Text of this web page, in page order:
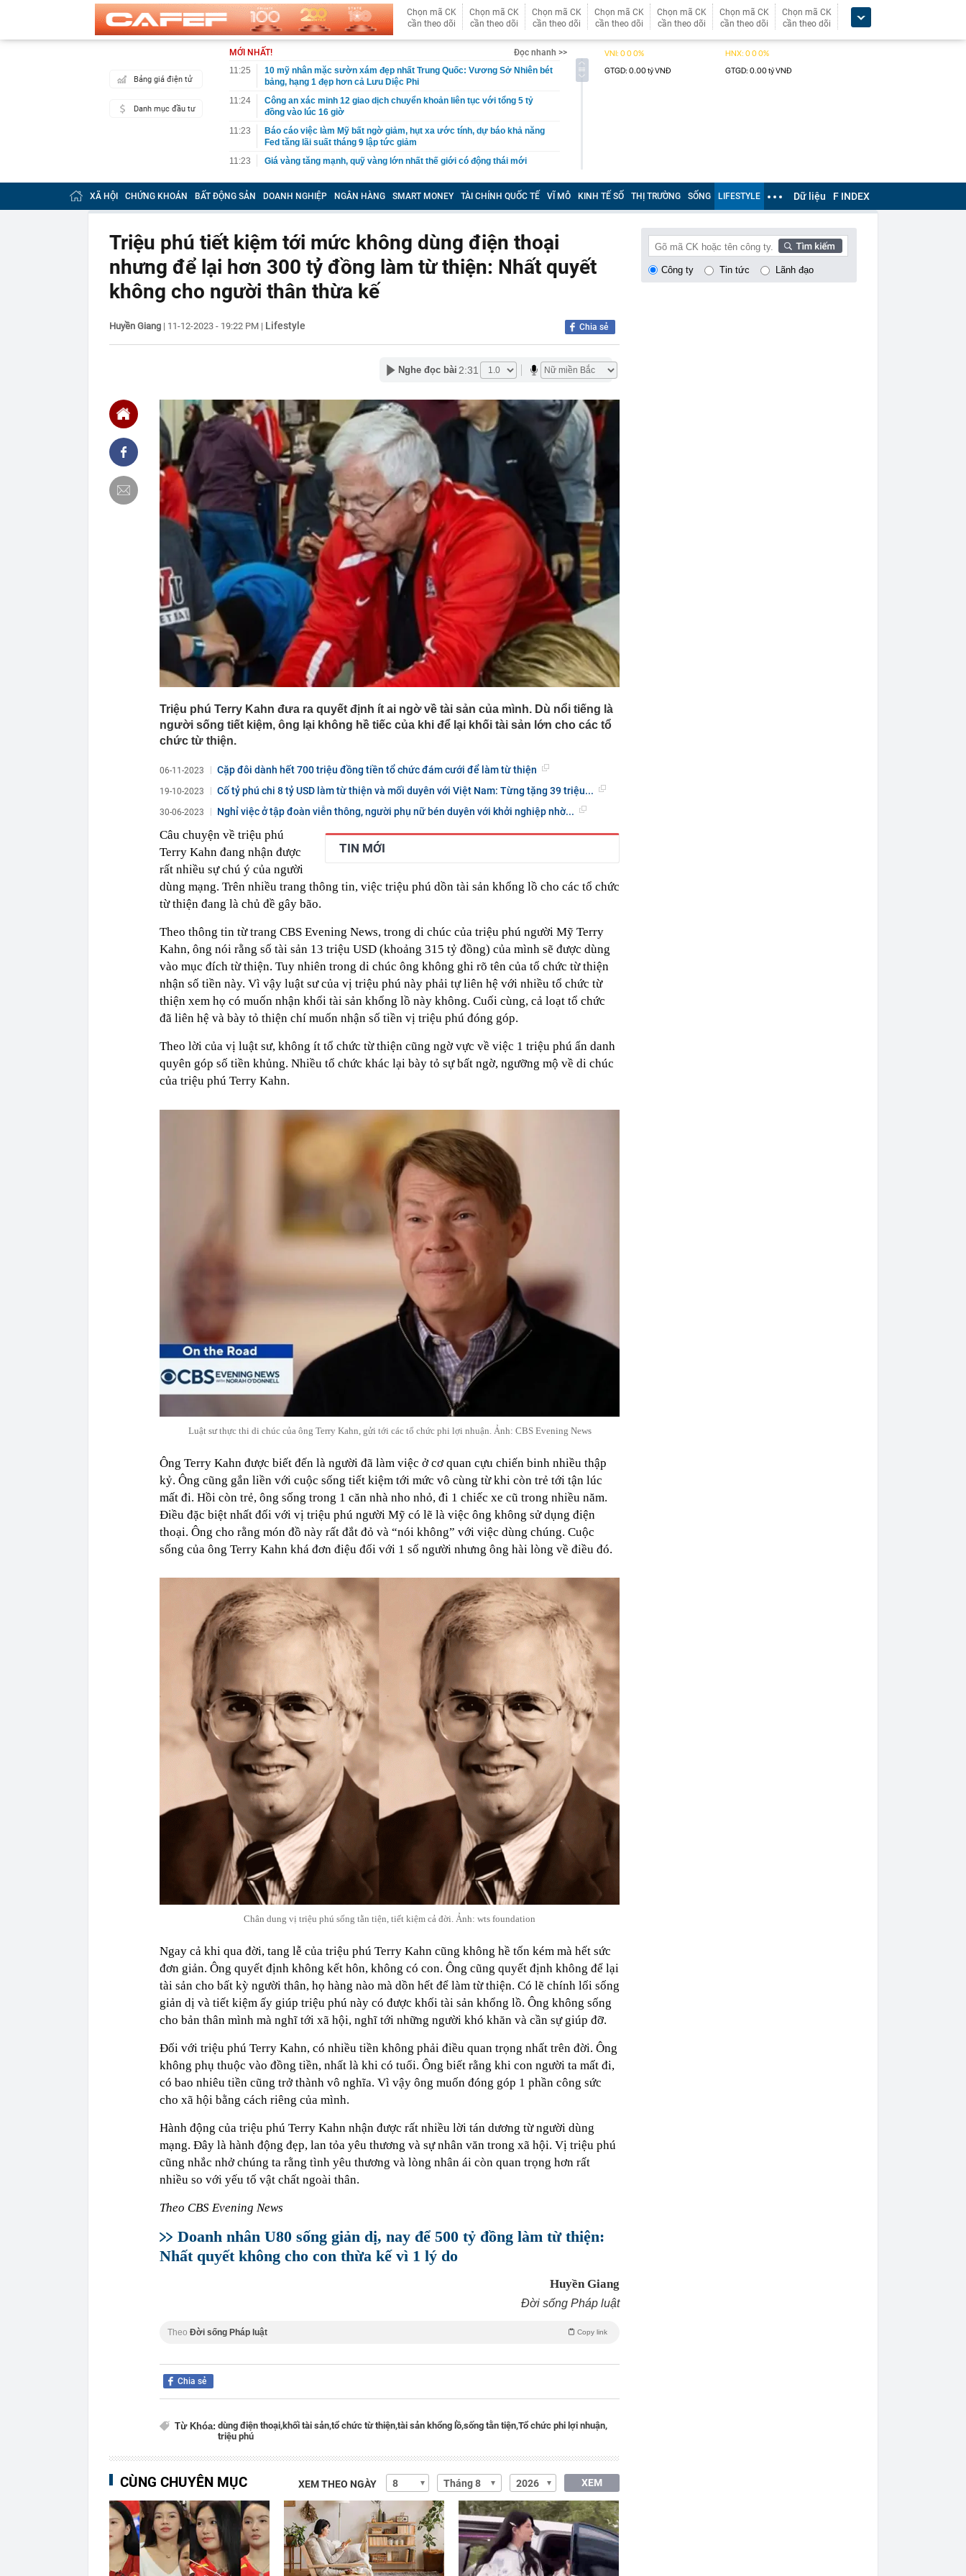
Chọn mã CK
cần theo dõi
Chọn mã CK
cần theo dõi
Chọn mã CK
cần theo dõi
Chọn mã CK
cần theo dõi
Chọn mã CK
cần theo dõi
Chọn mã CK
cần theo dõi
Chọn mã CK
cần theo dõi
Bảng giá điện tử
Danh mục đầu tư
MỚI NHẤT!
Đọc nhanh >>
11:25
10 mỹ nhân mặc sườn xám đẹp nhất Trung Quốc: Vương Sở Nhiên bét
bảng, hạng 1 đẹp hơn cả Lưu Diệc Phi
11:24
Công an xác minh 12 giao dịch chuyển khoản liên tục với tổng 5 tỷ
đồng vào lúc 16 giờ
11:23
Báo cáo việc làm Mỹ bất ngờ giảm, hụt xa ước tính, dự báo khả năng
Fed tăng lãi suất tháng 9 lập tức giảm
11:23
Giá vàng tăng mạnh, quỹ vàng lớn nhất thế giới có động thái mới
11:20
5 loại thông tin, giấy tờ người dân cần sớm tích hợp vào VNeID để
tránh bỏ lỡ quyền lợi
11:17
Giá vàng nhẫn tăng cao hơn vàng miếng
Đường đi bằng tre, nội thất bằng gỗ tái chế, du khách như bước vào
11:10
Cơ quan Thuế thông báo: Tạm hoãn xuất cảnh đối với tất cả những ai
nằm trong danh sách sau đây
11:09
11:08
Mưa lớn vượt công suất thiết kế, Hà Nội giải bài toán chống ngập ra
Trung Quốc thông báo: “Tiền đang nằm trong tài khoản của công ty bảo
sàn
11:00
Thách thức Honda SH, xe tay ga Ý Lambretta J200 lộ diện sở hữu
phanh ABS hai kênh
Áp thấp nhiệt đới giật cấp 8 trên Vịnh Bắc Bộ, nhiều vùng biển sóng
cao đến 4m
10:56
Nga bất ngờ 'cầu cứu' đồng minh của Mỹ
Vợ cũ Đan Trường báo tin vui
3 thói quen rán cá cần bỏ ngay
Đang ngồi trong nhà, người dân bất ngờ thấy cảnh tượng "nổi da gà",
cả làng kéo đến xem
10:43
Vì sao trên muôi xới cơm lại có những chấm tròn? Hơn 90% người
dùng không biết hết công dụng
10:38
Hai chị em sinh đôi cùng tốt nghiệp Xuất sắc Đại học Ngoại ngữ
XÃ HỘI CHỨNG KHOÁN BẤT ĐỘNG SẢN DOANH NGHIỆP NGÂN HÀNG SMART MONEY TÀI CHÍNH QUỐC TẾ VĨ MÔ KINH TẾ SỐ THỊ TRƯỜNG SỐNG LIFESTYLE Dữ liệu F INDEX
Triệu phú tiết kiệm tới mức không dùng điện thoại
nhưng để lại hơn 300 tỷ đồng làm từ thiện: Nhất quyết
không cho người thân thừa kế
Huyền Giang | 11-12-2023 - 19:22 PM | Lifestyle Chia sẻ
Nghe đọc bài 2:31
Triệu phú Terry Kahn đưa ra quyết định ít ai ngờ về tài sản của mình. Dù nổi tiếng là
người sống tiết kiệm, ông lại không hề tiếc của khi để lại khối tài sản lớn cho các tổ
chức từ thiện.
06-11-2023 Cặp đôi dành hết 700 triệu đồng tiền tổ chức đám cưới để làm từ thiện
19-10-2023 Cố tỷ phú chi 8 tỷ USD làm từ thiện và mối duyên với Việt Nam: Từng tặng 39 triệu...
30-06-2023 Nghỉ việc ở tập đoàn viễn thông, người phụ nữ bén duyên với khởi nghiệp nhờ...
TIN MỚI
Câu chuyện về triệu phú
Terry Kahn đang nhận được
rất nhiều sự chú ý của người
dùng mạng. Trên nhiều trang thông tin, việc triệu phú dồn tài sản khổng lồ cho các tổ chức
từ thiện đang là chủ đề gây bão.
Theo thông tin từ trang CBS Evening News, trong di chúc của triệu phú người Mỹ Terry
Kahn, ông nói rằng số tài sản 13 triệu USD (khoảng 315 tỷ đồng) của mình sẽ được dùng
vào mục đích từ thiện. Tuy nhiên trong di chúc ông không ghi rõ tên của tổ chức từ thiện
nhận số tiền này. Vì vậy luật sư của vị triệu phú này phải tự liên hệ với nhiều tổ chức từ
thiện xem họ có muốn nhận khối tài sản khổng lồ này không. Cuối cùng, cả loạt tổ chức
đã liên hệ và bày tỏ thiện chí muốn nhận số tiền vị triệu phú đóng góp.
Theo lời của vị luật sư, không ít tổ chức từ thiện cũng ngờ vực về việc 1 triệu phú ẩn danh
quyên góp số tiền khủng. Nhiều tổ chức khác lại bày tỏ sự bất ngờ, ngưỡng mộ về di chúc
của triệu phú Terry Kahn.
Luật sư thực thi di chúc của ông Terry Kahn, gửi tới các tổ chức phi lợi nhuận. Ảnh: CBS Evening News
Ông Terry Kahn được biết đến là người đã làm việc ở cơ quan cựu chiến binh nhiều thập
kỷ. Ông cũng gắn liền với cuộc sống tiết kiệm tới mức vô cùng từ khi còn trẻ tới tận lúc
mất đi. Hồi còn trẻ, ông sống trong 1 căn nhà nho nhỏ, đi 1 chiếc xe cũ trong nhiều năm.
Điều đặc biệt nhất đối với vị triệu phú người Mỹ có lẽ là việc ông không sử dụng điện
thoại. Ông cho rằng món đồ này rất đắt đỏ và “nói không” với việc dùng chúng. Cuộc
sống của ông Terry Kahn khá đơn điệu đối với 1 số người nhưng ông hài lòng về điều đó.
Chân dung vị triệu phú sống tằn tiện, tiết kiệm cả đời. Ảnh: wts foundation
Ngay cả khi qua đời, tang lễ của triệu phú Terry Kahn cũng không hề tốn kém mà hết sức
đơn giản. Ông quyết định không kết hôn, không có con. Ông cũng quyết định không để lại
tài sản cho bất kỳ người thân, họ hàng nào mà dồn hết để làm từ thiện. Có lẽ chính lối sống
giản dị và tiết kiệm ấy giúp triệu phú này có được khối tài sản khổng lồ. Ông không sống
cho bản thân mình mà nghĩ tới xã hội, nghĩ tới những người khó khăn và cần sự giúp đỡ.
Đối với triệu phú Terry Kahn, có nhiều tiền không phải điều quan trọng nhất trên đời. Ông
không phụ thuộc vào đồng tiền, nhất là khi có tuổi. Ông biết rằng khi con người ta mất đi,
có bao nhiêu tiền cũng trở thành vô nghĩa. Vì vậy ông muốn đóng góp 1 phần công sức
cho xã hội bằng cách riêng của mình.
Hành động của triệu phú Terry Kahn nhận được rất nhiều lời tán dương từ người dùng
mạng. Đây là hành động đẹp, lan tỏa yêu thương và sự nhân văn trong xã hội. Vị triệu phú
cũng nhắc nhở chúng ta rằng tình yêu thương và lòng nhân ái còn quan trọng hơn rất
nhiều so với yếu tố vật chất ngoài thân.
Theo CBS Evening News
Doanh nhân U80 sống giản dị, nay để 500 tỷ đồng làm từ thiện:
Nhất quyết không cho con thừa kế vì 1 lý do
Huyền Giang
Đời sống Pháp luật
Theo Đời sống Pháp luật Copy link
Chia sẻ
Từ Khóa: dùng điện thoại,khối tài sản,tổ chức từ thiện,tài sản khổng lồ,sống tằn tiện,Tổ chức phi lợi nhuận,
triệu phú
CÙNG CHUYÊN MỤC XEM THEO NGÀY XEM
Công ty Tin tức Lãnh đạo